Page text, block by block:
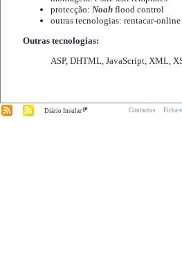
protecção: Noah flood control
outras tecnologias: rentacar-
Outras tecnologias:
ASP, DHTML, JavaScript, XML,
Diário Insular.pt Contactos Ficha